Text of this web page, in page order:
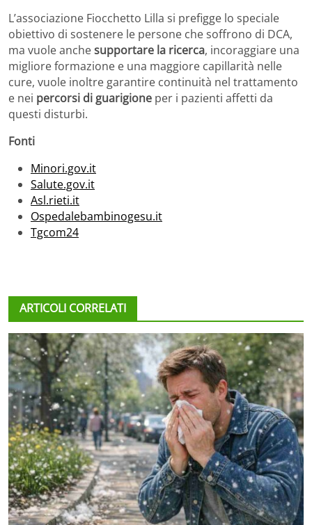
L’associazione Fiocchetto Lilla si prefigge lo speciale
obiettivo di sostenere le persone che soffrono di DCA,
ma vuole anchesupportare la ricerca, incoraggiare una
migliore formazione e una maggiore capillarità nelle
cure, vuole inoltre garantire continuità nel trattamento
e nei percorsi di guarigione per i pazienti affetti da
questi disturbi.
Fonti
Minori.gov.it
Salute.gov.it
Asl.rieti.it
Ospedalebambinogesu.it
Tgcom24
ARTICOLI CORRELATI